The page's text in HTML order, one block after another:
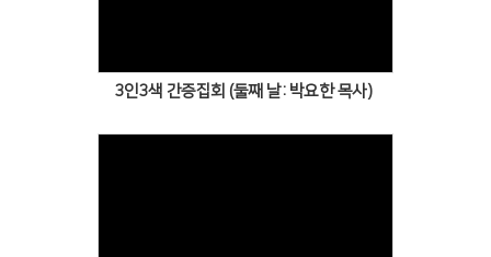
3인3색 간증집회 (둘째 날: 박요한 목사)